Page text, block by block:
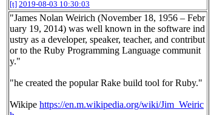
[t] 2019-08-03 10:30:03
"James Nolan Weirich (November 18, 1956 – Febr
uary 19, 2014) was well known in the software ind
ustry as a developer, speaker, teacher, and contribut
or to the Ruby Programming Language communit
y."
"he created the popular Rake build tool for Ruby."
Wikipe https://en.m.wikipedia.org/wiki/Jim_Weiric